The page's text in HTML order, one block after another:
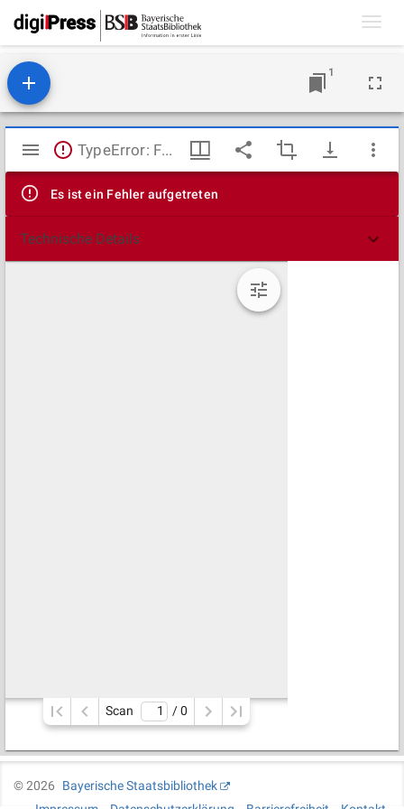
1
Mirador
Viewer
TypeError: Failed to fetch
Es ist ein Fehler aufgetreten
Technische Details
Scan / 0
©2026
Bayerische Staatsbibliothek